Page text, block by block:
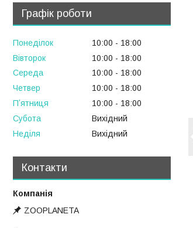
Графік роботи
Понеділок 10:00
18:00
Вівторок
10:00
18:00
Середа
10:00
18:00
Четвер
10:00
18:00
Пʼятниця
10:00
18:00
Субота
Вихідний
Неділя
Вихідний
Контакти
ZOOPLANETA